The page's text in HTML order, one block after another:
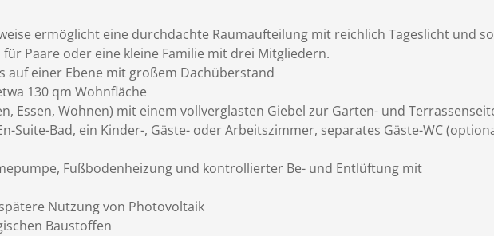
ermöglicht eine durchdachte Raumaufteilung mit reichlich Tageslicht und
Paare oder eine kleine Familie mit drei Mitgliedern.
auf einer Ebene mit großem Dachüberstand
130 qm Wohnfläche
Essen, Wohnen) mit einem vollverglasten Giebel zur Garten- und
Suite-Bad, ein Kinder-, Gäste- oder Arbeitszimmer, separates Gäste-WC
Fußbodenheizung und kontrollierter Be- und Entlüftung mit
Nutzung von Photovoltaik
Baustoffen